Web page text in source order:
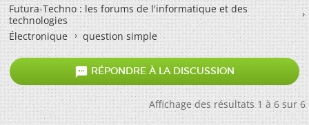
Futura-Techno : les forums de l'informatique et des
technologies
Électronique
question simple
 RÉPONDRE À LA DISCUSSION
Affichage des résultats 1 à 6 sur 6